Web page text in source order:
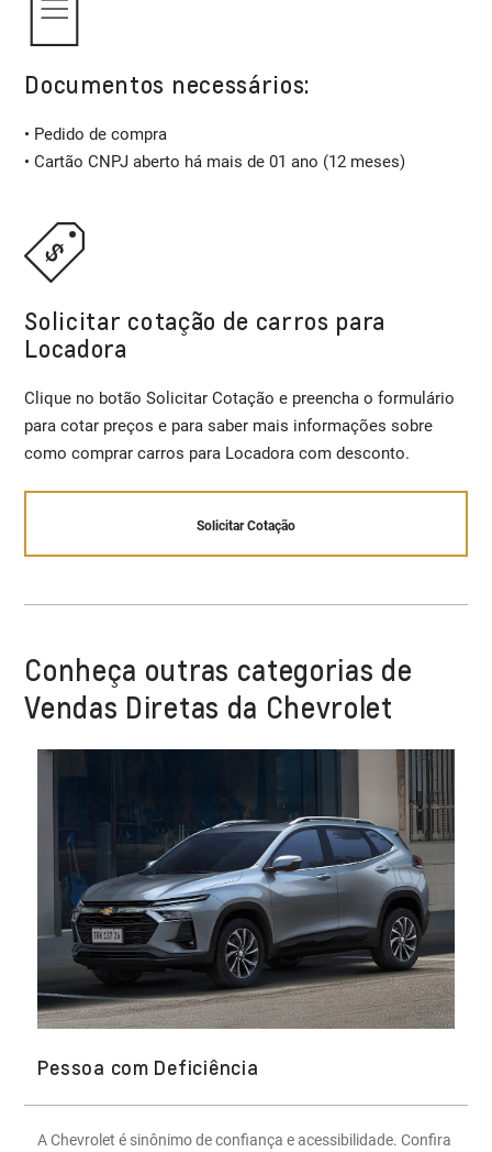
Documentos necessários:
• Pedido de compra
• Cartão CNPJ aberto há mais de 01 ano (12 meses)
Solicitar cotação de carros para
Locadora
Clique no botão Solicitar Cotação e preencha o formulário
para cotar preços e para saber mais informações sobre
como comprar carros para Locadora com desconto.
Solicitar Cotação
Conheça outras categorias de
Vendas Diretas da Chevrolet
Pessoa com Deficiência
A Chevrolet é sinônimo de confiança e acessibilidade. Confira